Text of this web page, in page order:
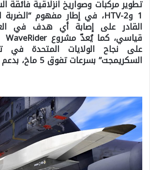
تطوير مركبات وصواريخ انزلاقية فائقة
1 وHTV-2، في إطار مفهوم “الضربة
القادر على إصابة أي هدف في
قياسي، كما يُعدّ مشروعWaveRider
على نجاح الولايات المتحدة في
السكريمجت” بسرعات تفوق 5 ماخ، بدعم من بوينغ وداربا.